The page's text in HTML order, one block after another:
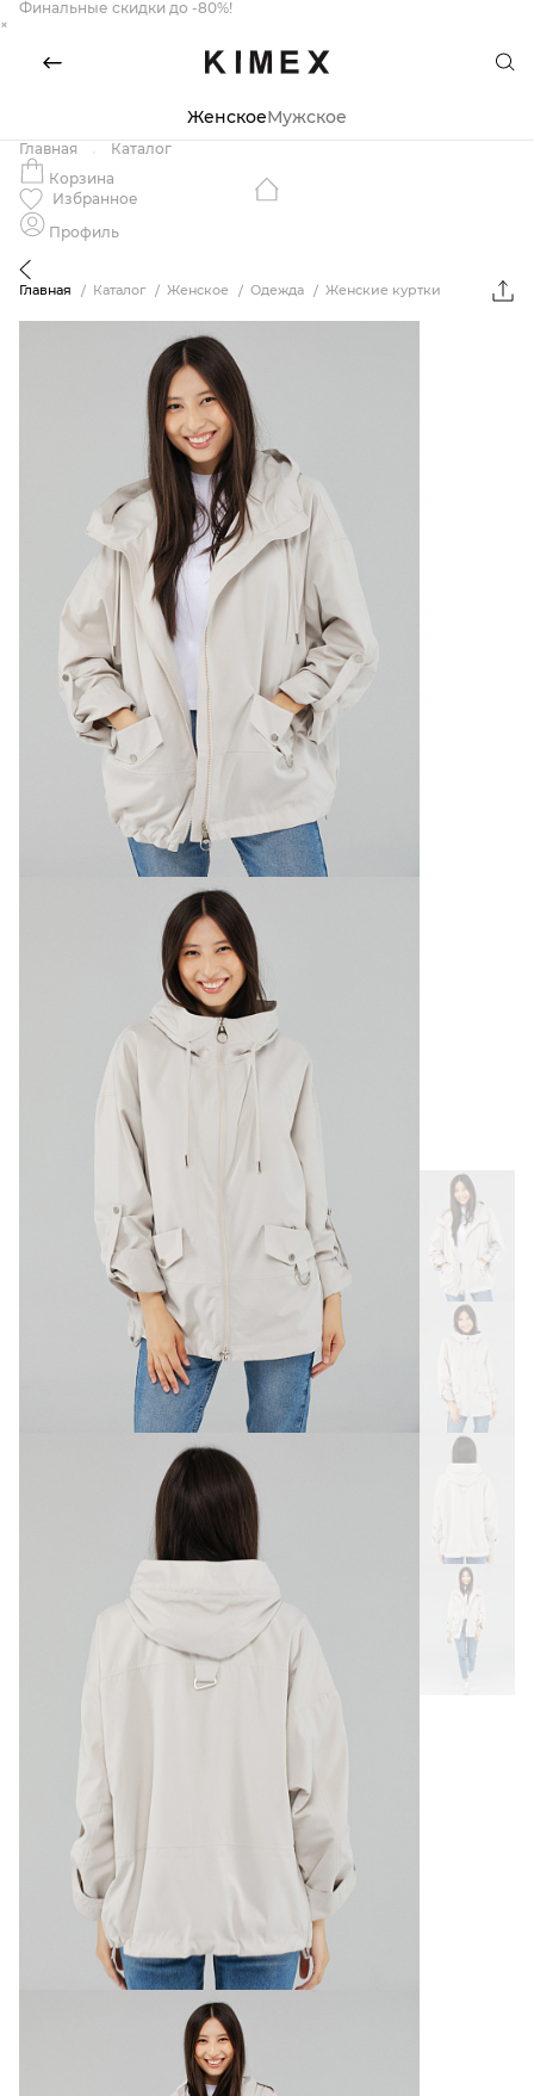
Финальные скидки до -80%!
×
ЖенскоеМужское
Главная
Каталог
Корзина
Избранное
Профиль
Главная Каталог Женское Одежда Женские куртки